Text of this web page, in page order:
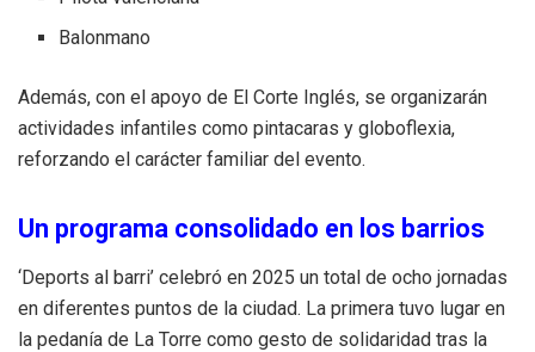
Balonmano
Además, con el apoyo de El Corte Inglés, se organizarán
actividades infantiles como pintacaras y globoflexia,
reforzando el carácter familiar del evento.
Un programa consolidado en los barrios
‘Deports al barri’ celebró en 2025 un total de ocho jornadas
en diferentes puntos de la ciudad. La primera tuvo lugar en
la pedanía de La Torre como gesto de solidaridad tras la